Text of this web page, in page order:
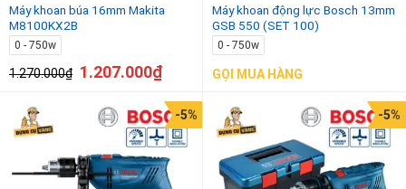
Máy khoan búa 16mm Makita
M8100KX2B
0 - 750w
1.270.000₫ 1.207.000₫
Máy khoan động lực Bosch 13mm
GSB 550 (SET 100)
0 - 750w
GỌI MUA HÀNG
-5% -5%